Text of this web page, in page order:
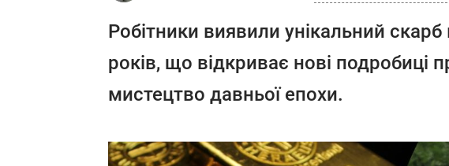
Робітники виявили унікальний
років, що відкриває нові подробиці
мистецтво давньої епохи.